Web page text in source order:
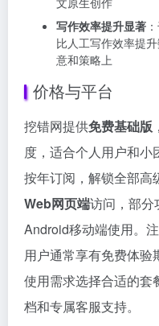
写作效率提升显著
比人工写作效率提
意和策略上
价格与平台
挖错网提供免费基础版
度，适合个人用户和
按年订阅，解锁全部高
Web网页端访问，部分
Android移动端使用。
用户通常享有免费体
使用需求选择合适的套
档和专属客服支持。